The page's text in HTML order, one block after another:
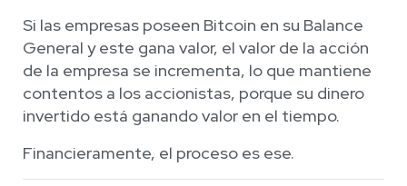
Si las empresas poseen Bitcoin en su Balance
General y este gana valor, el valor de la acción
de la empresa se incrementa, lo que mantiene
contentos a los accionistas, porque su dinero
invertido está ganando valor en el tiempo.
Financieramente, el proceso es ese.